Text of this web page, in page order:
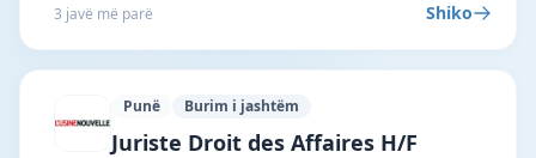
3 javë më parë Shiko
Punë Burim i jashtëm
L'Usine Nouvelle · Bajram Curri ·
Juriste Droit des Affaires H/F